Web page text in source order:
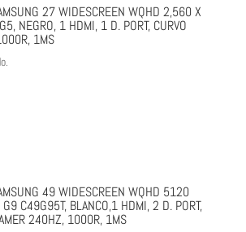
27 WIDESCREEN WQHD 2,560 X
NEGRO, 1 HDMI, 1 D. PORT, CURVO
1MS
49 WIDESCREEN WQHD 5120
C49G95T, BLANCO,1 HDMI, 2 D. PORT,
240HZ, 1000R, 1MS